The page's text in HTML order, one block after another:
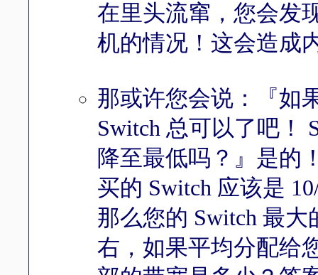
在里头流窜，您会发
机的情况！这会造成
那或许您会说：『如
Switch 总可以了吧！
降至最低吗？』是的
买的 Switch 应该是
那么您的 Switch 最大
右，如果平均分配给